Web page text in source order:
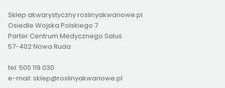
Sklep akwarystyczny roslinyakwariowe.pl
Osiedle Wojska Polskiego 7
Parter Centrum Medycznego Salus
57-402 Nowa Ruda
tel: 500 119 030
e-mail: sklep@roslinyakwariowe.pl